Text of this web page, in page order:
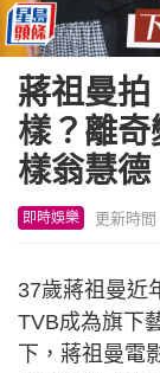
蔣祖曼拍
樣？離
樣翁慧
即時娛樂 更新時
37歲蔣祖曼近
TVB成為旗下
下，蔣祖曼